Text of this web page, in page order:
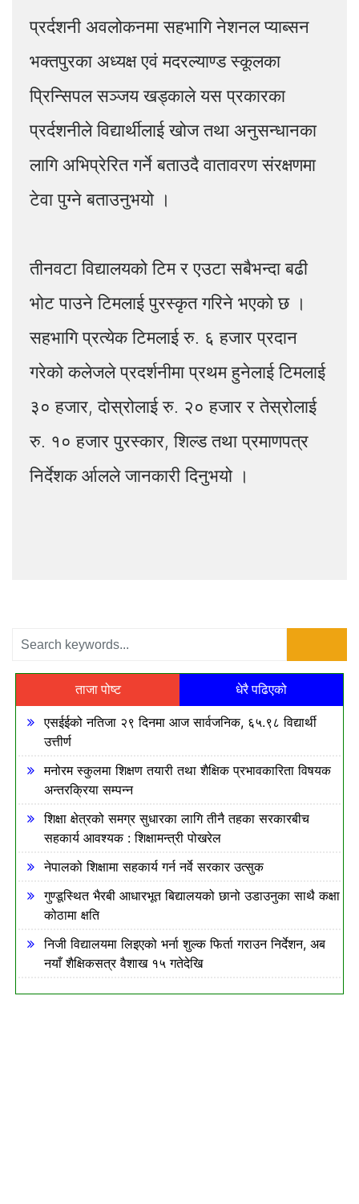
प्रर्दशनी अवलोकनमा सहभागि नेशनल प्याब्सन
भक्तपुरका अध्यक्ष एवं मदरल्याण्ड स्कूलका
प्रिन्सिपल सञ्जय खड्काले यस प्रकारका
प्रर्दशनीले विद्यार्थीलाई खोज तथा अनुसन्धानका
लागि अभिप्रेरित गर्ने बताउदै वातावरण संरक्षणमा
टेवा पुग्ने बताउनुभयो ।
तीनवटा विद्यालयको टिम र एउटा सबैभन्दा बढी
भोट पाउने टिमलाई पुरस्कृत गरिने भएको छ ।
सहभागि प्रत्येक टिमलाई रु. ६ हजार प्रदान
गरेको कलेजले प्रदर्शनीमा प्रथम हुनेलाई टिमलाई
३० हजार, दोस्रोलाई रु. २० हजार र तेस्रोलाई
रु. १० हजार पुरस्कार, शिल्ड तथा प्रमाणपत्र
निर्देशक र्आलले जानकारी दिनुभयो ।
ताजा पोष्ट धेरै पढिएको
एसईईको नतिजा २९ दिनमा आज सार्वजनिक, ६५.९८ विद्यार्थी
उत्तीर्ण
मनोरम स्कुलमा शिक्षण तयारी तथा शैक्षिक प्रभावकारिता विषयक
अन्तरक्रिया सम्पन्न
शिक्षा क्षेत्रको समग्र सुधारका लागि तीनै तहका सरकारबीच
सहकार्य आवश्यक : शिक्षामन्त्री पोखरेल
नेपालको शिक्षामा सहकार्य गर्न नर्वे सरकार उत्सुक
गुण्डूस्थित भैरबी आधारभूत बिद्यालयको छानो उडाउनुका साथै कक्षा
कोठामा क्षति
निजी विद्यालयमा लिइएको भर्ना शुल्क फिर्ता गराउन निर्देशन, अब
नयाँ शैक्षिकसत्र वैशाख १५ गतेदेखि